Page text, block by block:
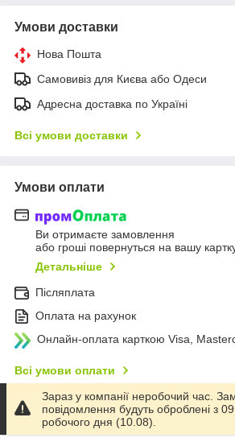
Умови доставки
Нова Пошта
Самовивіз для Києва або Одеси
Адресна доставка по Україні
Всі умови доставки
Умови оплати
Ви отримаєте замовлення
або гроші повернуться на вашу
Детальніше
Післяплата
Оплата на рахунок
Онлайн-оплата карткою Visa,
Всі умови оплати
Умови повернення
Зараз у компанії неробочий час.
повідомлення будуть оброблені з
робочого дня (10.08).